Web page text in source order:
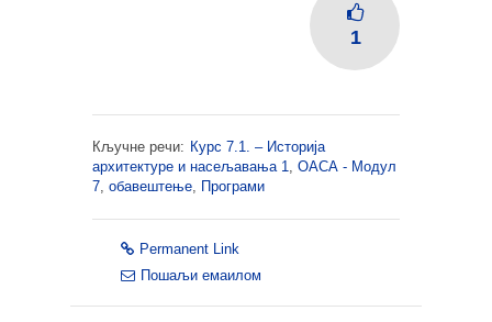
1
Кључне речи: Курс 7.1. – Историја
архитектуре и насељавања 1, ОАСА - Модул
7, обавештење, Програми
Permanent Link
Пошаљи емаилом